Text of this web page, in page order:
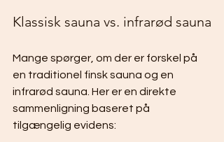
Klassisk sauna vs. infrarød sauna
Mange spørger, om der er forskel på
en traditionel finsk sauna og en
infrarød sauna. Her er en direkte
sammenligning baseret på
tilgængelig evidens: